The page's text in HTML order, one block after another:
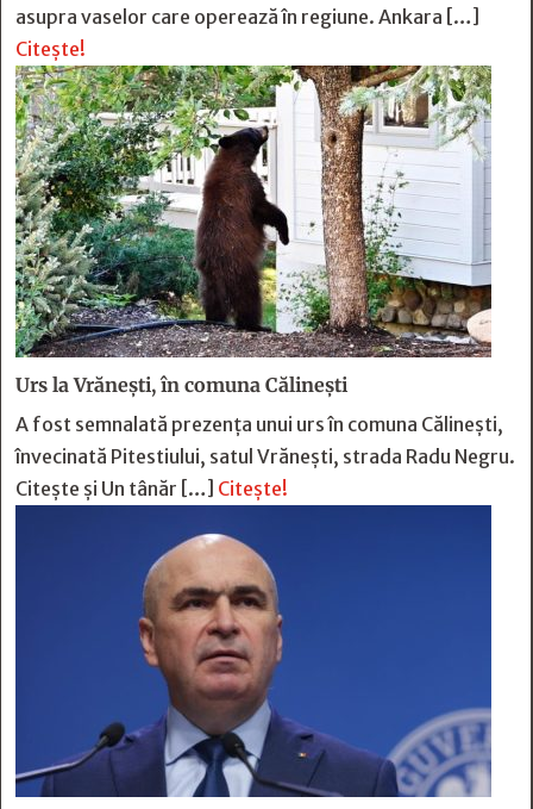
asupra vaselor care operează în regiune. Ankara […]
Citește!
Urs la Vrănești, în comuna Călinești
A fost semnalată prezența unui urs în comuna Călinești,
învecinată Pitestiului, satul Vrănești, strada Radu Negru.
Citește și Un tânăr […] Citește!